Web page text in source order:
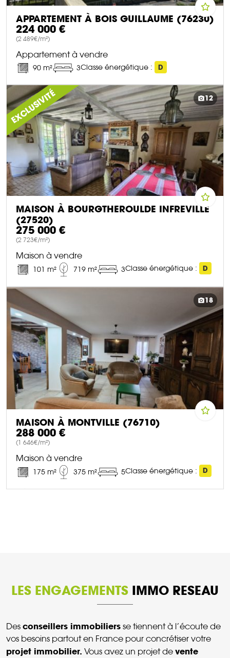
APPARTEMENT À BOIS GUILLAUME (76230)
224 000 €
(2 489€/m²)
Appartement à vendre
90 m² 3Classe énergétique : D
DÉCOUVRIR CE BIEN
EXCLUSIVITÉ 12
MAISON À BOURGTHEROULDE INFREVILLE
(27520)
275 000 €
(2 723€/m²)
Maison à vendre
101 m² 719 m² 3Classe énergétique : D
DÉCOUVRIR CE BIEN
18
MAISON À MONTVILLE (76710)
288 000 €
(1 646€/m²)
Maison à vendre
175 m² 375 m² 5Classe énergétique : D
LES ENGAGEMENTS IMMO RESEAU
Des conseillers immobiliers se tiennent à l’écoute de
vos besoins partout en France pour concrétiser votre
projet immobilier. Vous avez un projet de vente